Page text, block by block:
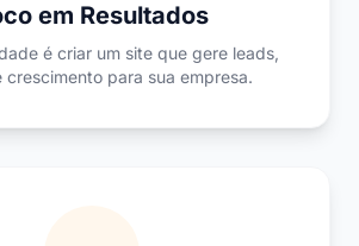
em Resultados
é criar um site que gere leads,
crescimento para sua empresa.